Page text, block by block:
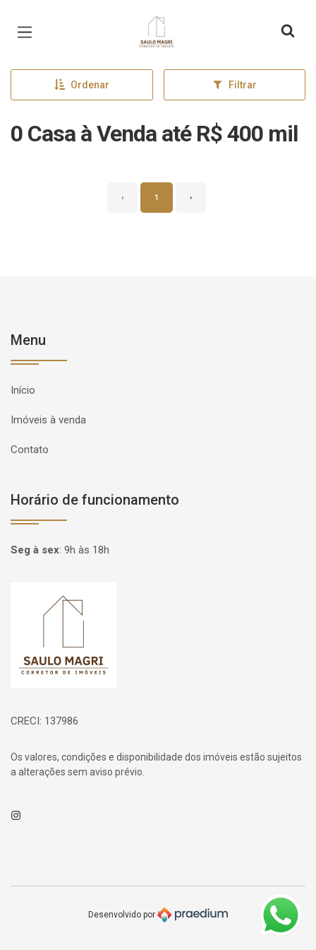
Página inicial
Ordenar Filtrar
0 Casa à Venda até R$ 400 mil
‹ 1 ›
Menu
Início
Imóveis à venda
Contato
Horário de funcionamento
Seg à sex: 9h às 18h
Página inicial
CRECI: 137986
Os valores, condições e disponibilidade dos imóveis estão sujeitos
a alterações sem aviso prévio.
Instagram
Desenvolvido por